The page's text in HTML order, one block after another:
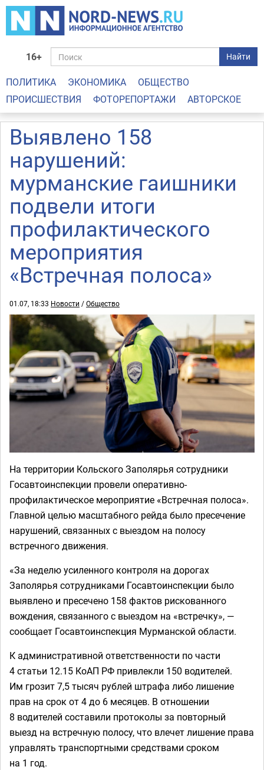
16+ Найти
ПОЛИТИКА ЭКОНОМИКА
ОБЩЕСТВО
ПРОИСШЕСТВИЯ
ФОТОРЕПОРТАЖИ АВТОРСКОЕ
Выявлено 158
нарушений:
мурманские гаишники
подвели итоги
профилактического
мероприятия
«Встречная полоса»
01.07, 18:33 Новости /Общество
На территории Кольского Заполярья сотрудники
Госавтоинспекции провели оперативно-
профилактическое мероприятие «Встречная полоса».
Главной целью масштабного рейда было пресечение
нарушений, связанных с выездом на полосу
встречного движения.
«За неделю усиленного контроля на дорогах
Заполярья сотрудниками Госавтоинспекции было
выявлено и пресечено 158 фактов рискованного
вождения, связанного с выездом на «встречку», —
сообщает Госавтоинспекция Мурманской области.
К административной ответственности по части
4 статьи 12.15 КоАП РФ привлекли 150 водителей.
Им грозит 7,5 тысяч рублей штрафа либо лишение
прав на срок от 4 до 6 месяцев. В отношении
8 водителей составили протоколы за повторный
выезд на встречную полосу, что влечет лишение права
управлять транспортными средствами сроком
на 1 год.